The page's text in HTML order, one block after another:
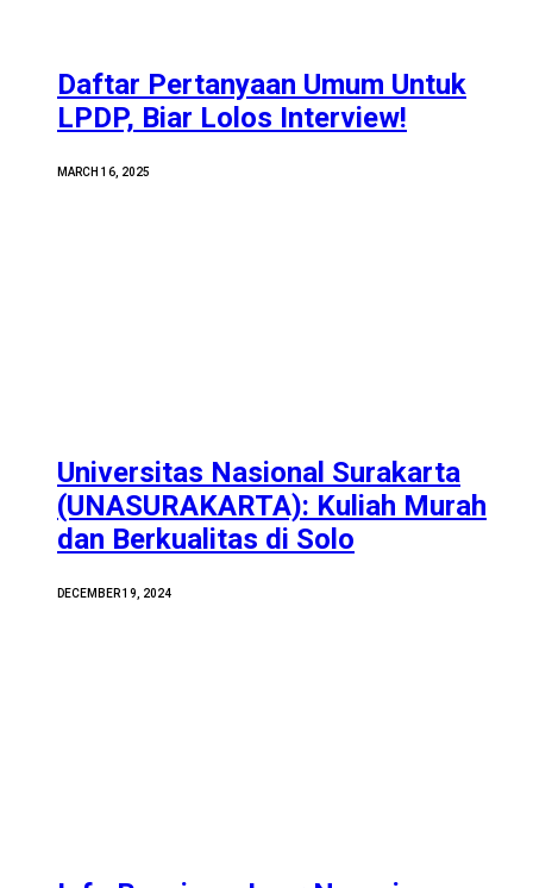
Daftar Pertanyaan Umum Untuk
LPDP, Biar Lolos Interview!
MARCH 16, 2025
Universitas Nasional Surakarta
(UNASURAKARTA): Kuliah Murah
dan Berkualitas di Solo
DECEMBER 19, 2024